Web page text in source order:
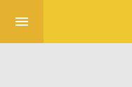
menu